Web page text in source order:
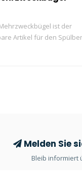
ist der
Artikel für den
Wenn Sie Ihre
zu Hause ordentlich
Melden Sie
Bleib informiert